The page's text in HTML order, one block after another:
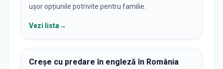
ușor opțiunile potrivite pentru familie.
Vezi lista→
Creșe cu predare în engleză în România